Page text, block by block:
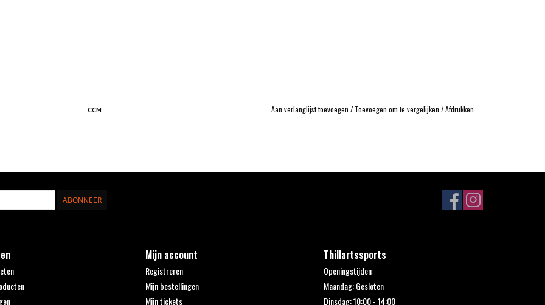
CCM Aan verlanglijst toevoegen / Toevoegen om te vergelijken /Afdrukken
ABONNEER
Mijn account
Registreren
Mijn bestellingen
Mijn tickets
Thillartssports
Openingstijden:
Maandag: Gesloten
Dinsdag: 10:00 - 14:00